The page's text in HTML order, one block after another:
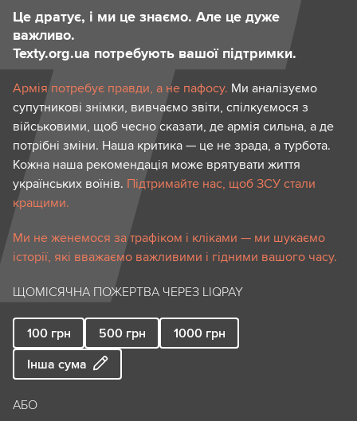
Це дратує, і ми це знаємо. Але це дуже
важливо.
Texty.org.ua потребують вашої підтримки.
Армія потребує правди, а не пафосу. Ми аналізуємо
супутникові знімки, вивчаємо звіти, спілкуємося з
військовими, щоб чесно сказати, де армія сильна, а де
потрібні зміни. Наша критика — це не зрада, а турбота.
Кожна наша рекомендація може врятувати життя
українських воїнів. Підтримайте нас, щоб ЗСУ стали
кращими.
Ми не женемося за трафіком і кліками — ми шукаємо
історії, які вважаємо важливими і гідними вашого часу.
ЩОМІСЯЧНА ПОЖЕРТВА ЧЕРЕЗ LIQPAY
100 грн 500 грн 1000 грн
Інша сума
АБО